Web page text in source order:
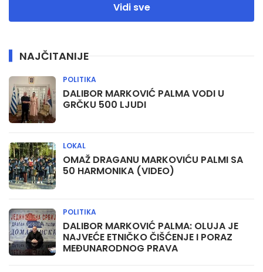
Vidi sve
NAJČITANIJE
DALIBOR MARKOVIĆ PALMA VODI U
GRČKU 500 LJUDI
POLITIKA
OMAŽ DRAGANU MARKOVIĆU PALMI SA
50 HARMONIKA (VIDEO)
LOKAL
DALIBOR MARKOVIĆ PALMA: OLUJA JE
NAJVEĆE ETNIČKO ČIŠĆENJE I PORAZ
MEĐUNARODNOG PRAVA
POLITIKA